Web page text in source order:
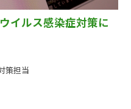
イルス感染症対策に
策担当